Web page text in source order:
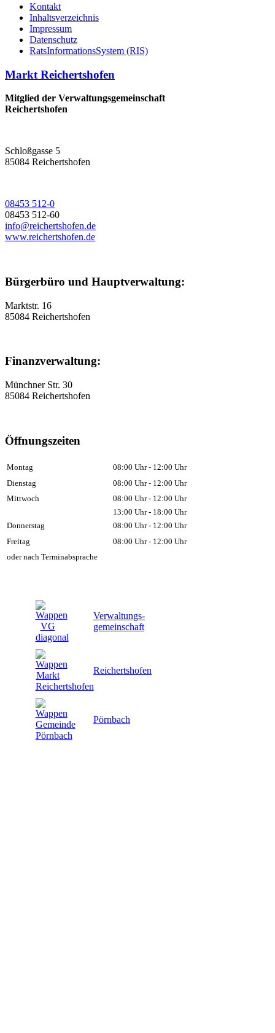
Kontakt
Inhaltsverzeichnis
Impressum
Datenschutz
RatsInformationsSystem (RIS)
Markt Reichertshofen
Mitglied der Verwaltungsgemeinschaft
Reichertshofen
Schloßgasse 5
85084 Reichertshofen
08453 512-0
08453 512-60
info@reichertshofen.de
www.reichertshofen.de
Bürgerbüro und Hauptverwaltung:
Marktstr. 16
85084 Reichertshofen
Finanzverwaltung:
Münchner Str. 30
85084 Reichertshofen
Öffnungszeiten
Montag
08:00 Uhr - 12:00 Uhr
Dienstag
08:00 Uhr - 12:00 Uhr
Mittwoch
08:00 Uhr - 12:00 Uhr
13:00 Uhr - 18:00 Uhr
Donnerstag
08:00 Uhr - 12:00 Uhr
Freitag
08:00 Uhr - 12:00 Uhr
oder nach Terminabsprache
Verwaltungs-
gemeinschaft
Reichertshofen
Pörnbach